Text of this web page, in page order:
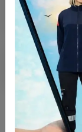
Ürün Açıklaması